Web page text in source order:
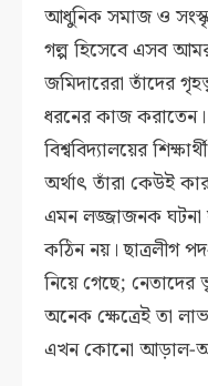
আধুনিক সমাজ ও
গল্প হিসেবে এসব
জমিদারেরা তাঁদের
ধরনের কাজ
বিশ্ববিদ্যালয়ের
অর্থাৎ তাঁরা কেউই
এমন লজ্জাজনক ঘটনা
কঠিন নয়। ছাত্রলীগ
নিয়ে গেছে; নেতাদের
অনেক ক্ষেত্রেই তা
এখন কোনো আড়াল-